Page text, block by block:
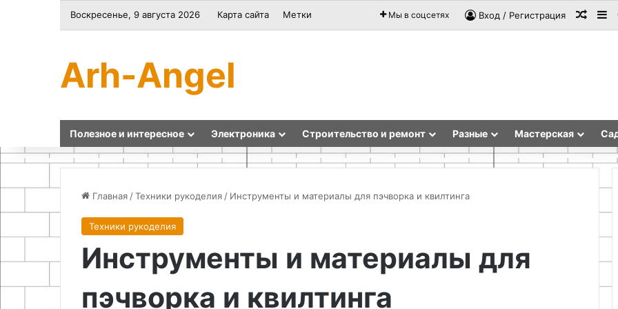
Воскресенье, 9 августа 2026 Карта сайта Метки Мы в соцсетях Вход / Регистрация
Arh-Angel
Полезное и интересное Электроника Строительство и ремонт Разные Мастерская
Главная /Техники рукоделия / Инструменты и материалы для пэчворка и квилтинга
Техники рукоделия
Инструменты и материалы для
пэчворка и квилтинга
и
строительство
арки
сделать
звукосниматель